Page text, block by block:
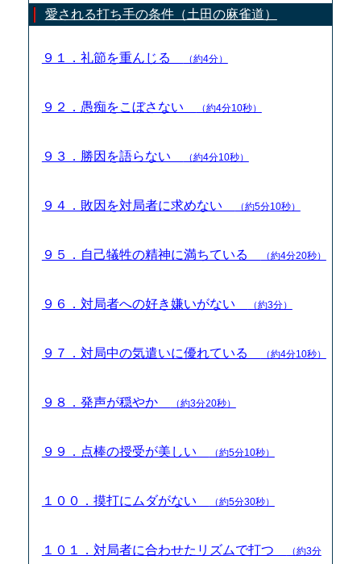
愛される打ち手の条件（土田の麻雀道）
９１．礼節を重んじる （約4分）
９２．愚痴をこぼさない （約4分10秒）
９３．勝因を語らない （約4分10秒）
９４．敗因を対局者に求めない （約5分10秒）
９５．自己犠牲の精神に満ちている （約4分20秒）
９６．対局者への好き嫌いがない （約3分）
９７．対局中の気遣いに優れている （約4分10秒）
９８．発声が穏やか （約3分20秒）
９９．点棒の授受が美しい （約5分10秒）
１００．摸打にムダがない （約5分30秒）
１０１．対局者に合わせたリズムで打つ
（約3分